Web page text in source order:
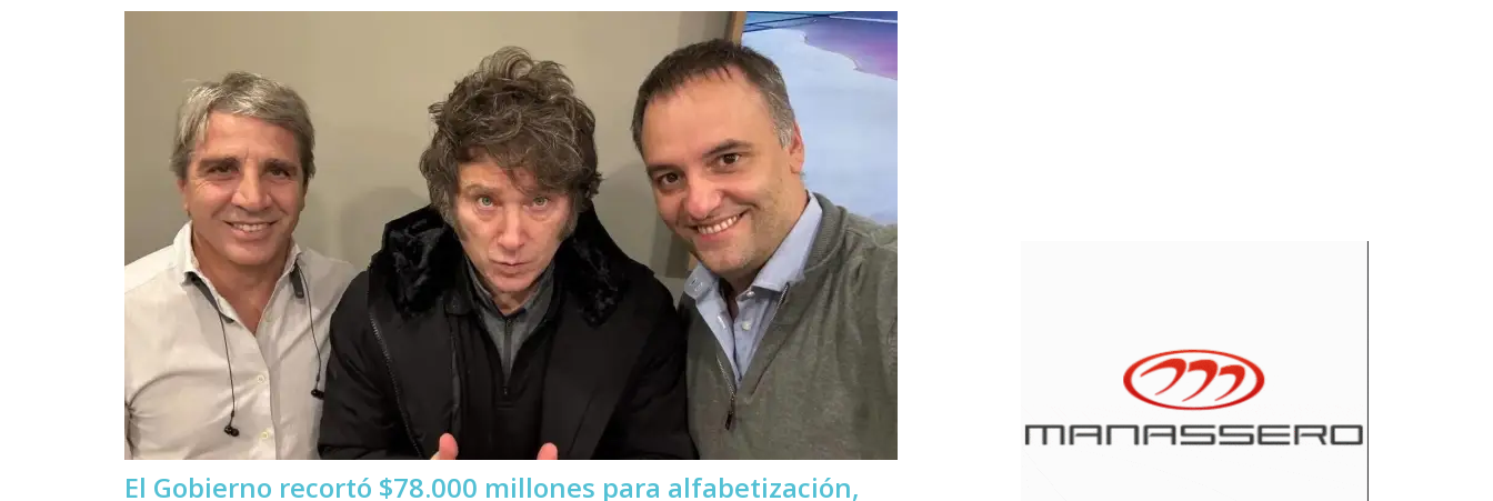
El Gobierno recortó $78.000 millones para alfabetización,